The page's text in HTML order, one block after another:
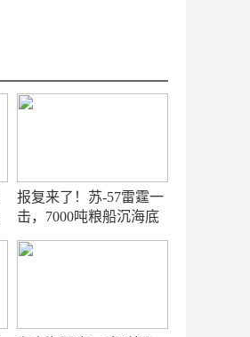
报复来了！苏-57雷霆一
击，7000吨粮船沉海底